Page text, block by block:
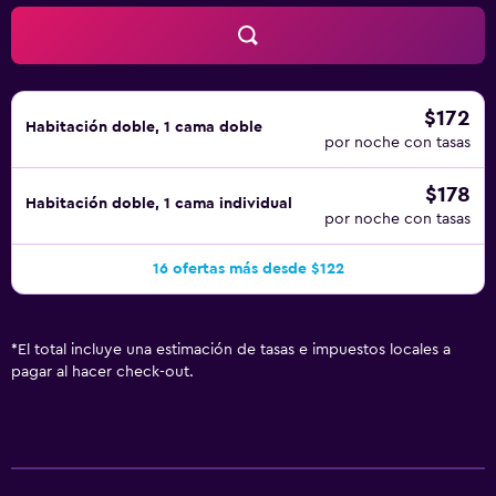
abierto las 24 horas.
Habitación doble, 1 cama doble $172
por noche con tasas
Habitación doble, 1 cama individual $178
por noche con tasas
16 ofertas más desde $122
* El total incluye una estimación de tasas e impuestos locales a
pagar al hacer check-out.